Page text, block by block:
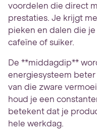
voordelen die direct
prestaties. Je krijgt
pieken en dalen die
cafeïne of suiker.
De **middagdip**
energiesysteem
van die zware
houd je een
betekent dat je
hele werkdag.